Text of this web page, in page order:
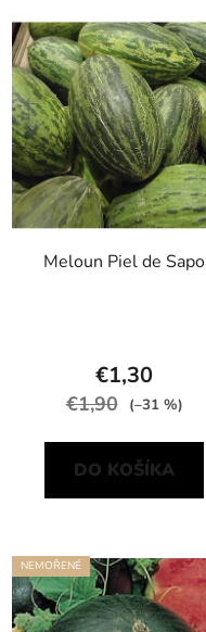
Meloun Piel de Sapo
€1,30
€1,90 (–31 %)
DO KOŠÍKA
NEMOŘENÉ